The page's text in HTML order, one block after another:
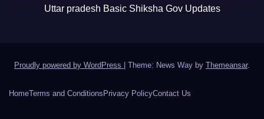
Uttar pradesh Basic Shiksha Gov Updates
Proudly powered by WordPress | Theme: News Way by Themeansar.
HomeTerms and Conditions Privacy PolicyContact Us